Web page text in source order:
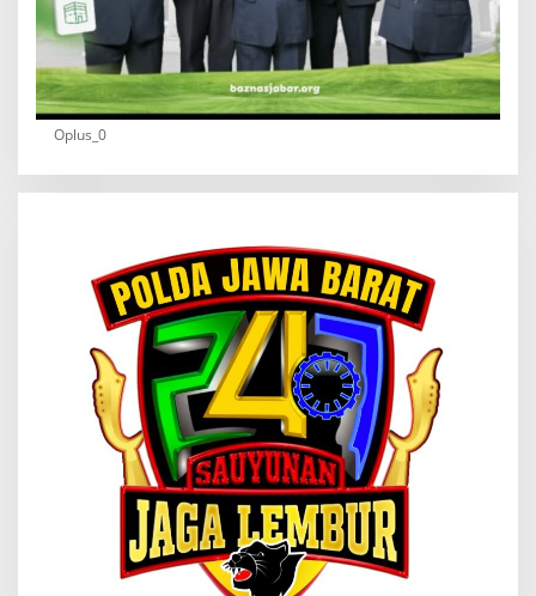
Oplus_0